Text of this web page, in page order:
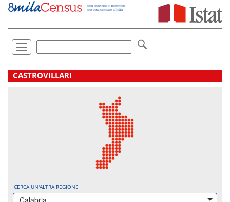
Vai
direttamente
Toggle
navigation
.
CASTROVILLARI
CERCA UN'ALTRA REGIONE
Calabria